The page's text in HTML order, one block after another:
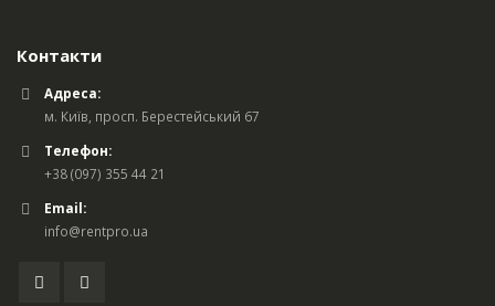
Контакти
Адреса:
м. Київ, просп. Берестейський 67
Телефон:
+38 (097) 355 44 21
Email:
info@rentpro.ua